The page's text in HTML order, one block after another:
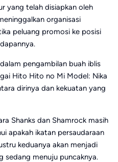
yang telah disiapkan oleh
organisasi
peluang promosi ke posisi
pengambilan buah iblis
Hito Hito no Mi Model: Nika
dirinya dan kekuatan yang
Shanks dan Shamrock masih
apakah ikatan persaudaraan
keduanya akan menjadi
sedang menuju puncaknya.